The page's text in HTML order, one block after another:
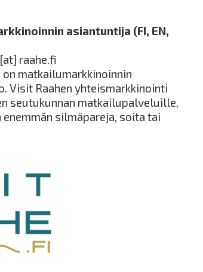
asiantuntija (FI, EN,
[at] raahe.fi
matkailumarkkinoinnin
Visit Raahen yhteismarkkinointi
seutukunnan matkailupalveluille,
silmäpareja, soita tai